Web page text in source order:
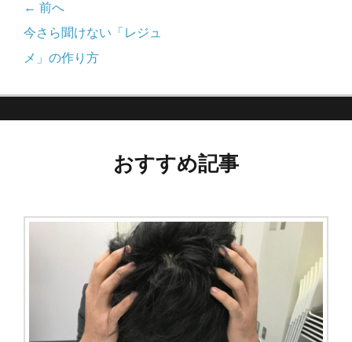
投
稿
ビ
← 前へ
前
の
今さら聞けない「レジュ
メ」の作り方
おすすめ記事